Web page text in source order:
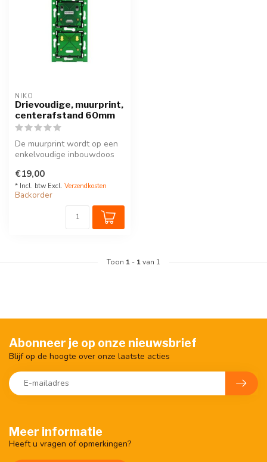
NIKO
Drievoudige, muurprint,
centerafstand 60mm
De muurprint wordt op een
enkelvoudige inbouwdoos
geplaa...
€19,00
* Incl. btw Excl. Verzendkosten
Backorder
Toon 1 - 1van 1
Meer informatie
Heeft u vragen of opmerkingen?
Abonneer je op onze nieuwsbrief
Blijf op de hoogte over onze laatste acties